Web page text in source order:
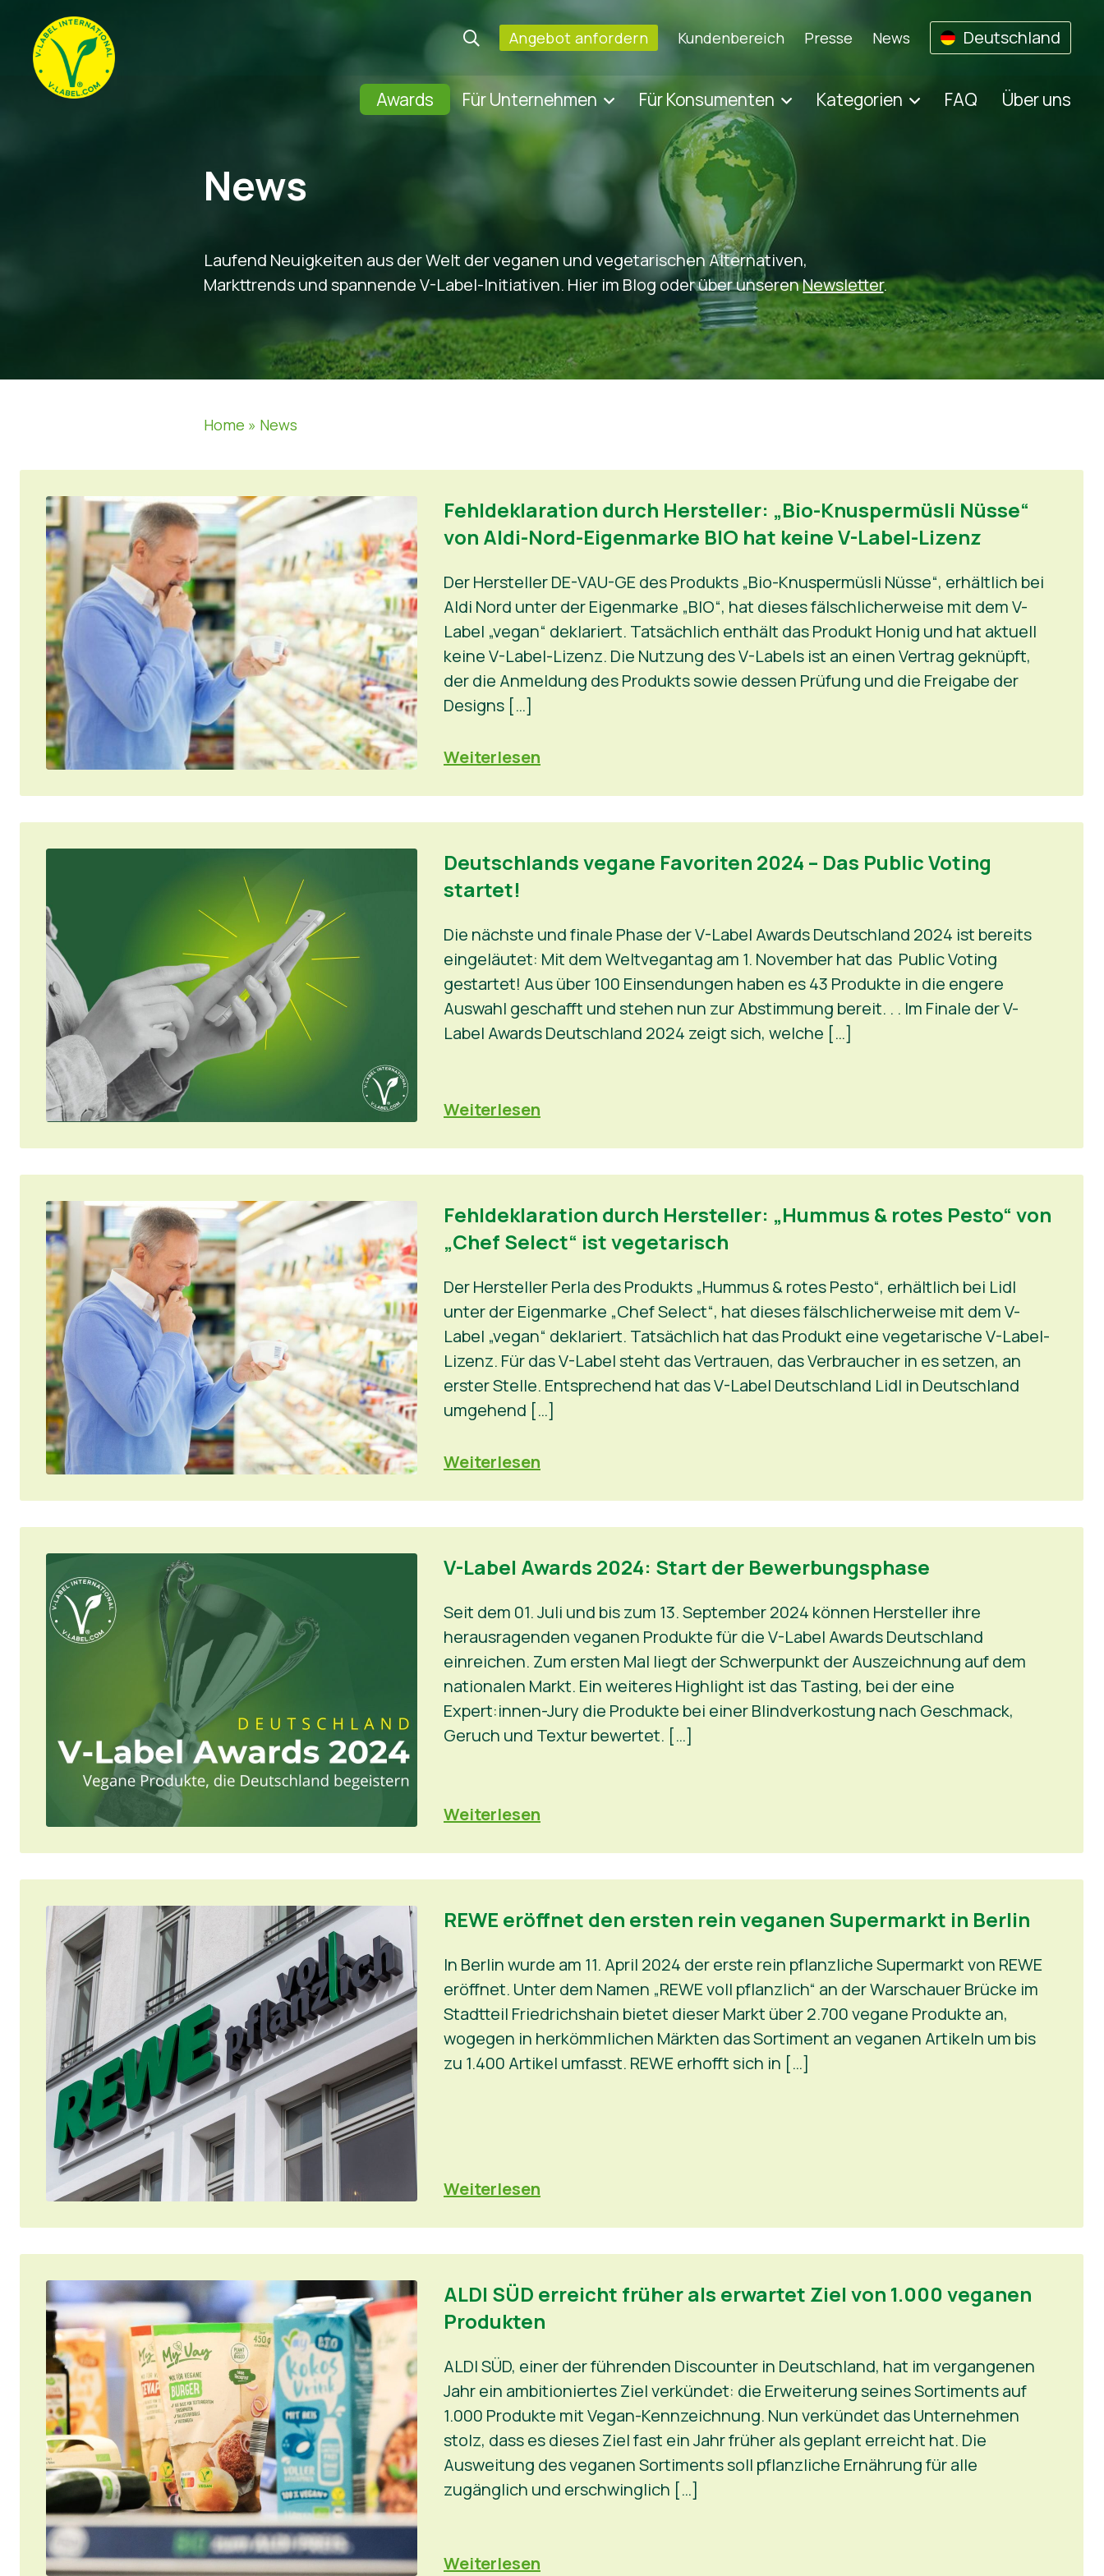
Angebot anfordern Kundenbereich Presse News Deutschland
Awards Für Unternehmen Für Konsumenten Kategorien FAQ Über uns
News
Laufend Neuigkeiten aus der Welt der veganen und vegetarischen Alternativen,
Markttrends und spannende V-Label-Initiativen. Hier im Blog oder über unserenNewsletter.
Home » News
Fehldeklaration durch Hersteller: „Bio-Knuspermüsli Nüsse“
von Aldi-Nord-Eigenmarke BIO hat keine V-Label-Lizenz
Der Hersteller DE-VAU-GE des Produkts „Bio-Knuspermüsli Nüsse“, erhältlich bei
Aldi Nord unter der Eigenmarke „BIO“, hat dieses fälschlicherweise mit dem V-
Label „vegan“ deklariert. Tatsächlich enthält das Produkt Honig und hat aktuell
keine V-Label-Lizenz. Die Nutzung des V-Labels ist an einen Vertrag geknüpft,
der die Anmeldung des Produkts sowie dessen Prüfung und die Freigabe der
Designs […]
Weiterlesen
Deutschlands vegane Favoriten 2024 – Das Public Voting
startet!
Die nächste und finale Phase der V-Label Awards Deutschland 2024 ist bereits
eingeläutet: Mit dem Weltvegantag am 1. November hat das Public Voting
gestartet! Aus über 100 Einsendungen haben es 43 Produkte in die engere
Auswahl geschafft und stehen nun zur Abstimmung bereit. . . Im Finale der V-
Label Awards Deutschland 2024 zeigt sich, welche […]
Weiterlesen
Fehldeklaration durch Hersteller: „Hummus & rotes Pesto“ von
„Chef Select“ ist vegetarisch
Der Hersteller Perla des Produkts „Hummus & rotes Pesto“, erhältlich bei Lidl
unter der Eigenmarke „Chef Select“, hat dieses fälschlicherweise mit dem V-
Label „vegan“ deklariert. Tatsächlich hat das Produkt eine vegetarische V-Label-
Lizenz. Für das V-Label steht das Vertrauen, das Verbraucher in es setzen, an
erster Stelle. Entsprechend hat das V-Label Deutschland Lidl in Deutschland
umgehend […]
Weiterlesen
V-Label Awards 2024: Start der Bewerbungsphase
Seit dem 01. Juli und bis zum 13. September 2024 können Hersteller ihre
herausragenden veganen Produkte für die V-Label Awards Deutschland
einreichen. Zum ersten Mal liegt der Schwerpunkt der Auszeichnung auf dem
nationalen Markt. Ein weiteres Highlight ist das Tasting, bei der eine
Expert:innen-Jury die Produkte bei einer Blindverkostung nach Geschmack,
Geruch und Textur bewertet. […]
Weiterlesen
REWE eröffnet den ersten rein veganen Supermarkt in Berlin
In Berlin wurde am 11. April 2024 der erste rein pflanzliche Supermarkt von REWE
eröffnet. Unter dem Namen „REWE voll pflanzlich“ an der Warschauer Brücke im
Stadtteil Friedrichshain bietet dieser Markt über 2.700 vegane Produkte an,
wogegen in herkömmlichen Märkten das Sortiment an veganen Artikeln um bis
zu 1.400 Artikel umfasst. REWE erhofft sich in […]
Weiterlesen
ALDI SÜD erreicht früher als erwartet Ziel von 1.000 veganen
Produkten
ALDI SÜD, einer der führenden Discounter in Deutschland, hat im vergangenen
Jahr ein ambitioniertes Ziel verkündet: die Erweiterung seines Sortiments auf
1.000 Produkte mit Vegan-Kennzeichnung. Nun verkündet das Unternehmen
stolz, dass es dieses Ziel fast ein Jahr früher als geplant erreicht hat. Die
Ausweitung des veganen Sortiments soll pflanzliche Ernährung für alle
zugänglich und erschwinglich […]
Weiterlesen